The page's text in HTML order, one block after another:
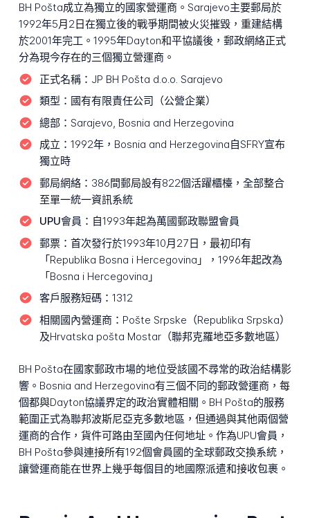
BH Pošta成立為獨立的國家營運商。Sarajevo主要郵局於
1992年5月2日在獨立後的戰爭期間被火災摧毀，重建結構
於2001年完工。1995年Dayton和平協議後，郵政網絡正式
分為現今存在的三個獨立營運商。
正式名稱： JP BH Pošta d.o.o. Sarajevo
類型： 國有有限責任公司（公營企業）
總部： Sarajevo, Bosnia and Herzegovina
成立： 1992年，Bosnia and Herzegovina自SFRY宣布
獨立時
郵局網絡： 386間郵局設有822個活躍櫃檯，全部整合
至單一統一資訊系統
UPU會員： 自1993年起為萬國郵政聯盟會員
郵票： 首次發行於1993年10月27日，最初印有
「Republika Bosna i Hercegovina」，1996年起改為
「Bosna i Hercegovina」
客戶服務短碼： 1312
相關國內營運商： Pošte Srpske（Republika Srpska）
及Hrvatska pošta Mostar（聯邦克羅地亞多數地區）
BH Pošta在國家郵政市場的地位受該國不尋常的政治結構影
響。Bosnia and Herzegovina有三個不同的郵政營運商，每
個都與Dayton協議界定的政治實體相關。BH Pošta的服務
範圍正式為聯邦波斯尼亞克多數地區，但通過與其他兩個營
運商的合作，貨件可路由至國內任何地址。作為UPU會員，
BH Pošta參與連接所有192個會員國的全球郵政交換系統，
讓營運商能在世界上幾乎每個目的地國際派遣和接收包裹。